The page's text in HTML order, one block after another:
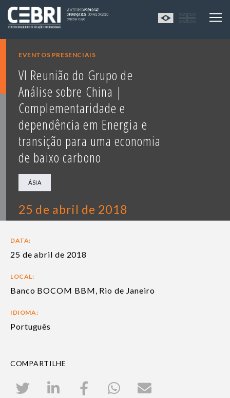
EVENTOS PRESENCIAIS
VI Reunião do Grupo de
Análise sobre China |
Complementaridade e
dependência em Energia e
transição para uma economia
de baixo carbono
ÁSIA
25 de abril de 2018
DATA:
25 de abril de 2018
LOCAL:
Banco BOCOM BBM, Rio de Janeiro
IDIOMA:
Português
COMPARTILHE